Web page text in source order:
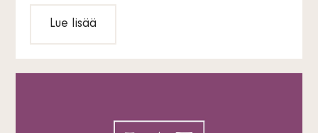
Lue lisää